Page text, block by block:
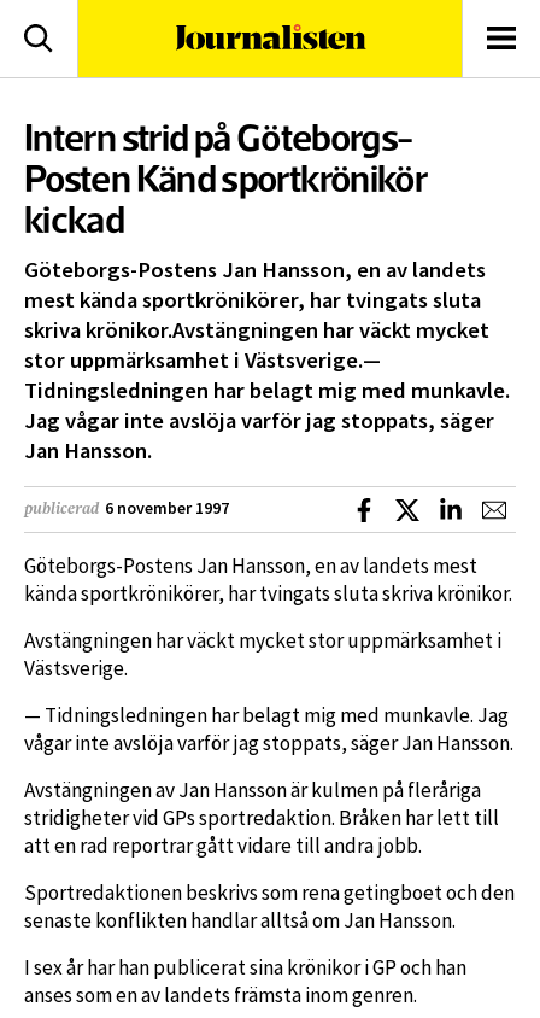
Sök
Intern strid på Göteborgs-
Posten Känd sportkrönikör
kickad
Göteborgs-Postens Jan Hansson, en av landets
mest kända sportkrönikörer, har tvingats sluta
skriva krönikor.Avstängningen har väckt mycket
stor uppmärksamhet i Västsverige.—
Tidningsledningen har belagt mig med munkavle.
Jag vågar inte avslöja varför jag stoppats, säger
Jan Hansson.
publicerad 6 november 1997 Dela på Facebook
Dela på XDela på
Göteborgs-Postens Jan Hansson, en av landets mest
kända sportkrönikörer, har tvingats sluta skriva krönikor.
Avstängningen har väckt mycket stor uppmärksamhet i
Västsverige.
— Tidningsledningen har belagt mig med munkavle. Jag
vågar inte avslöja varför jag stoppats, säger Jan Hansson.
Avstängningen av Jan Hansson är kulmen på fleråriga
stridigheter vid GPs sportredaktion. Bråken har lett till
att en rad reportrar gått vidare till andra jobb.
Sportredaktionen beskrivs som rena getingboet och den
senaste konflikten handlar alltså om Jan Hansson.
I sex år har han publicerat sina krönikor i GP och han
anses som en av landets främsta inom genren.